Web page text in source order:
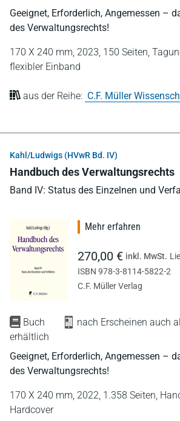
Geeignet, Erforderlich, Angemessen –
des Verwaltungsrechts!
170 X 240 mm, 2023, 150 Seiten,
flexibler Einband
aus der Reihe: C.F. Müller
Kahl/Ludwigs (HVwR Bd. IV)
Handbuch des Verwaltungsrechts
Band IV: Status des Einzelnen und
Buch
nach Erscheinen auch
erhältlich
Geeignet, Erforderlich, Angemessen –
des Verwaltungsrechts!
170 X 240 mm, 2022, 1.358 Seiten,
Hardcover
Mehr erfahren
270,00 € inkl. MwSt.
ISBN 978-3-8114-5822-2
C.F. Müller Verlag